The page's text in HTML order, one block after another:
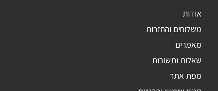
אודות
משלוחים והחזרות
מאמרים
שאלות ותשובות
מפת אתר